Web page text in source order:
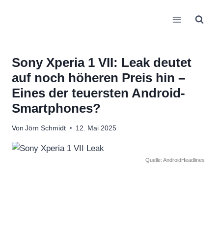
Sony Xperia 1 VII: Leak deutet
auf noch höheren Preis hin –
Eines der teuersten Android-
Smartphones?
Von Jörn Schmidt 12. Mai 2025
Quelle: AndroidHeadlines